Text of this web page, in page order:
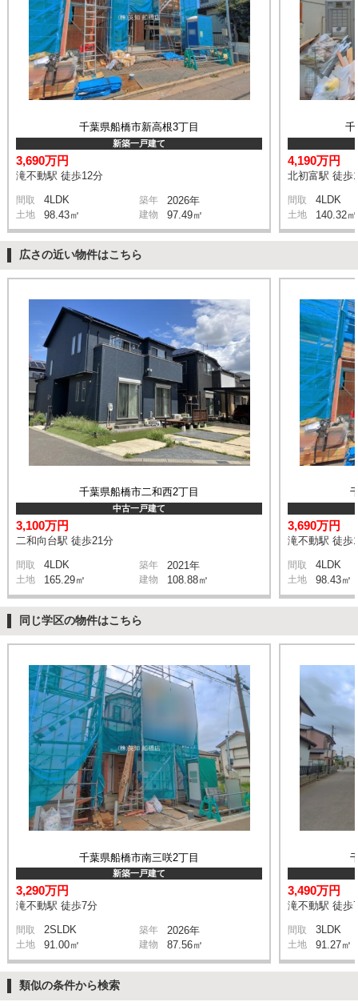
千葉県船橋市新高根3丁目
新築一戸建て
3,690万円
滝不動駅 徒歩12分
間取 4LDK 築年 2026年
土地 98.43㎡ 建物 97.49㎡
千
4,190万円
北初富駅 徒歩
間取 4LDK
土地 140.32㎡
広さの近い物件はこちら
千葉県船橋市二和西2丁目
中古一戸建て
3,100万円
二和向台駅 徒歩21分
間取 4LDK 築年 2021年
土地 165.29㎡ 建物 108.88㎡
3,690万円
滝不動駅 徒歩
間取 4LDK
土地 98.43㎡
同じ学区の物件はこちら
千葉県船橋市南三咲2丁目
新築一戸建て
3,290万円
滝不動駅 徒歩7分
間取 2SLDK 築年 2026年
土地 91.00㎡ 建物 87.56㎡
3,490万円
滝不動駅 徒歩
間取 3LDK
土地 91.27㎡
類似の条件から検索